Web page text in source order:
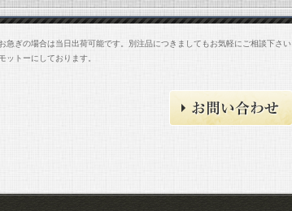
ぎの場合は当日出荷可能です。別注品につきましてもお気軽にご相談下さい
トーにしております。